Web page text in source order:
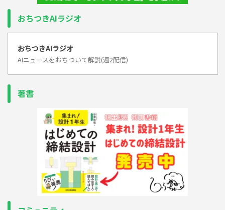
おちつきAIラジオ
おちつきAIラジオ
AIニュースをおちついて解説(週2配信)
著書